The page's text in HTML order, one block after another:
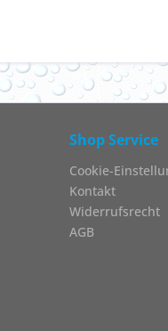
Shop Service
Cookie-
Kontakt
Widerrufsrecht
AGB